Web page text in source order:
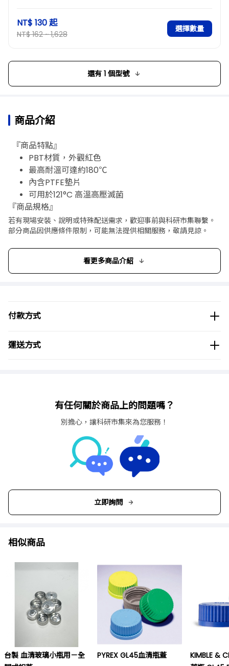
NT$ 130起
NT$ 162 ~ 1,628
選擇數量
還有 1 個型號
商品介紹
『商品特點』
PBT材質，外觀紅色
最高耐溫可達約180℃
內含PTFE墊片
可用於121°C 高溫高壓滅菌
『商品規格』
原廠型號 瓶蓋(GL) 直徑(mm) 高度(mm)
23
2924028
若有現場安裝、說明或特殊配送需求，歡迎事前與科研市集聯繫。
部分商品因供應條件限制，可能無法提供相關服務，敬請見諒。
看更多商品介紹
付款方式
運送方式
有任何關於商品上的問題嗎？
別擔心，讓科研市集來為您服務！
立即詢問
相似商品
台製 血清玻璃小瓶用－全
PYREX GL45血清瓶蓋
KIMBLE &